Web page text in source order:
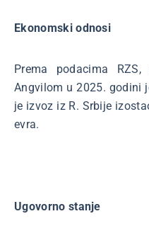
Ekonomski odnosi
Prema podacima
Angvilom u 2025. godini
je izvoz iz R. Srbije
evra.
Ugovorno stanje